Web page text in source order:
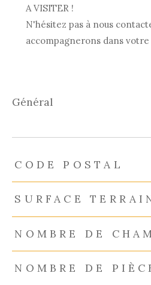
A VISITER !
N'hésitez pas à nous
accompagnerons dans
général
TRAD_ZEPHYR_Caracteristique
CODE POSTAL
SURFACE
NOMBRE DE
NOMBRE DE